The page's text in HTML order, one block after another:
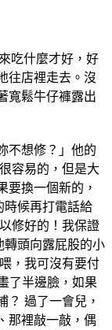
吃什麼才好，好
往店裡走去。沒
寬鬆牛仔褲露出
不想修？」他的
容易的，但是大
要換一個新的，
時候再打電話給
修好的！我保證
轉頭向露屁股的小
，我可沒有要付
了半邊臉，如果
過了一會兒，
那裡敲一敲，偶